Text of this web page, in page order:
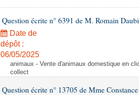
Question écrite n° 6391 de M. Romain
Date de
dépôt :
06/05/2025
animaux - Vente d'animaux domestique en
collect
Question écrite n° 13705 de Mme